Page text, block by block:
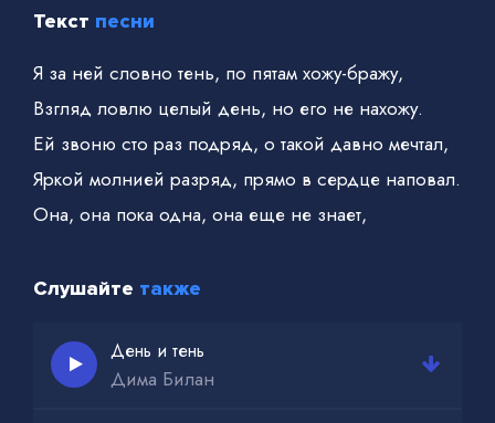
Текст песни
Я за ней словно тень, по пятам хожу-бражу,
Взгляд ловлю целый день, но его не нахожу.
Ей звоню сто раз подряд, о такой давно мечтал,
Яркой молнией разряд, прямо в сердце наповал.
Она, она пока одна, она еще не знает,
Слушайте также
День и тень
Дима Билан